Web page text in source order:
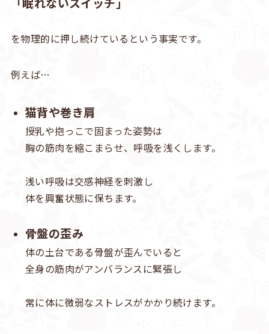
を物理的に押し続けているという事実です。
例えば…
猫背や巻き肩
授乳や抱っこで固まった姿勢は
胸の筋肉を縮こまらせ、呼吸を浅くします。
浅い呼吸は交感神経を刺激し
体を興奮状態に保ちます。
骨盤の歪み
体の土台である骨盤が歪んでいると
全身の筋肉がアンバランスに緊張し
常に体に微弱なストレスがかかり続けます。